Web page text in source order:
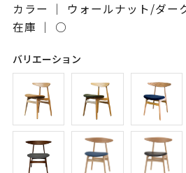
カラー ｜ ウォールナット/ダー
在庫 ｜ ○
バリエーション